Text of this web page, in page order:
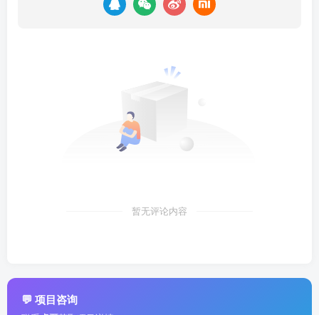
暂无评论内容
💬 项目咨询